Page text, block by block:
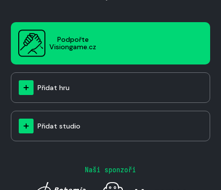
Podpořte
Visiongame.cz
Přidat hru
Přidat studio
Naši sponzoři